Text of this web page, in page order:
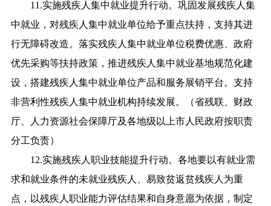
11.实施残疾人集中就业提升行动。巩固发展残疾人集
中就业，对残疾人集中就业单位给予重点扶持，支持其进
行无障碍改造。落实残疾人集中就业单位税费优惠、政府
优先采购等扶持政策，推进残疾人集中就业基地规范化建
设，搭建残疾人集中就业单位产品和服务展销平台。支持
非营利性残疾人集中就业机构持续发展。（省残联、财政
厅、人力资源社会保障厅及各地级以上市人民政府按职责
分工负责）
12.实施残疾人职业技能提升行动。各地要以有就业需
求和就业条件的未就业残疾人、易致贫返贫残疾人为重
点，以残疾人职业能力评估结果和自身意愿为依据，制定